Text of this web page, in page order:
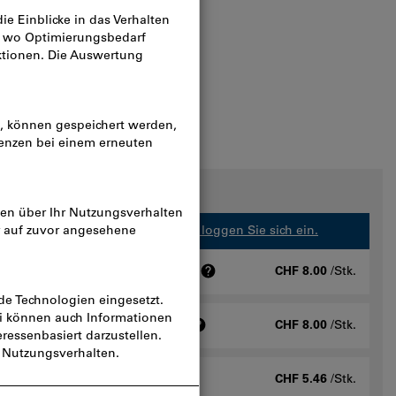
verfügbar. Bitte loggen Sie sich ein.
CHF 8.00 /Stk.
inklusive Klartext, Menge: 1 CHF 8.00 /Stk.
CHF 5.46 /Stk.